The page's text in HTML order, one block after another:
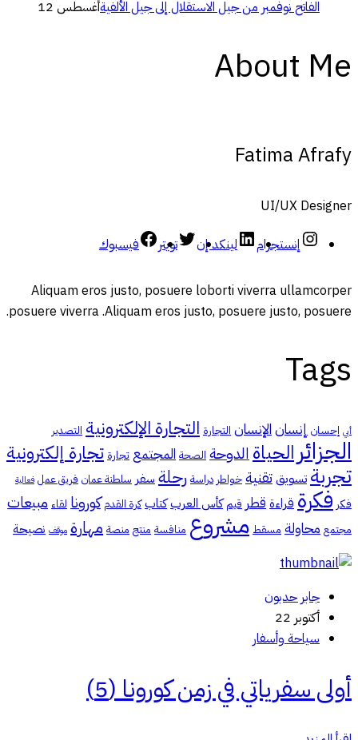
الفاتح نوفمبر من جيل الاستقلال إلى جيل الألفيةأغسطس 12
About Me
Fatima Afrafy
UI/UX Designer
إنستجرام
لينكد إن تويتر فيسبوك
Aliquam eros justo, posuere loborti viverra ullamcorper
posuere viverra .Aliquam eros justo, posuere justo, posuere.
Tags
أبي إحسان إنسانالإنسان التجارة التجارة الإلكترونية التصدير
الجزائر الحياةالدوحة الصحة المجتمع تجارة تجارة إلكترونية
تجربة تسويقتقنية خواطر دراسة رحلة سفر سلطنة عمان فريق عمل فعالية
فكر فكرة قراءة قطر قيم كأس العرب كتاب كرة القدم كورونا لقاء مبيعات
مجتمع محاولة مسقط مشروع منافسة منتج منصة مهارة موقف نصيحة
جابر حدبون
أكتوبر 22
سياحة وأسفار
أولى سفرياتي في زمن كورونا (5)